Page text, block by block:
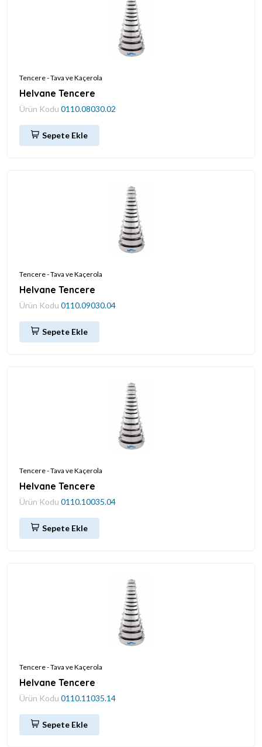
Tencere - Tava ve Kaçerola
Helvane Tencere
Ürün Kodu 0110.08030.02
Sepete Ekle
Tencere - Tava ve Kaçerola
Helvane Tencere
Ürün Kodu 0110.09030.04
Sepete Ekle
Tencere - Tava ve Kaçerola
Helvane Tencere
Ürün Kodu 0110.10035.04
Sepete Ekle
Tencere - Tava ve Kaçerola
Helvane Tencere
Ürün Kodu 0110.11035.14
Sepete Ekle